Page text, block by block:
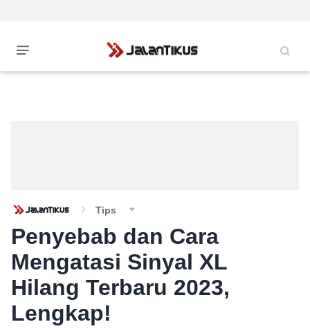
Tips
Penyebab dan Cara
Mengatasi Sinyal XL
Hilang Terbaru 2023,
Lengkap!